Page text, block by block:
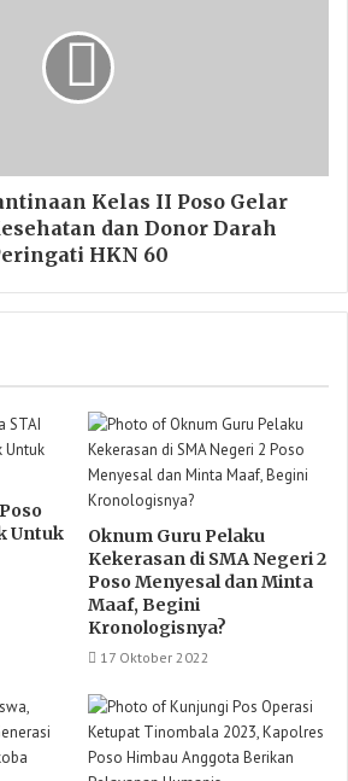
Kelas II Poso Gelar
dan Donor Darah
HKN 60
Untuk
Oknum Guru Pelaku
Kekerasan di SMA Negeri 2
Poso Menyesal dan Minta
Maaf, Begini
Kronologisnya?
17 Oktober 2022